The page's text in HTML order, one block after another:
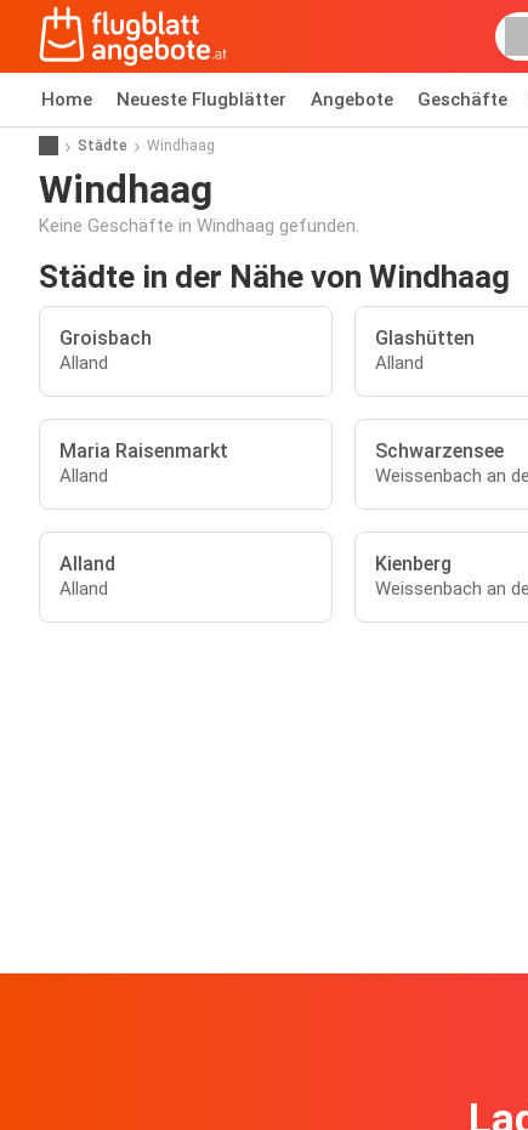
Home Neueste Flugblätter Angebote Geschäfte
Städte Windhaag
Windhaag
Keine Geschäfte in Windhaag gefunden.
Städte in der Nähe von Windhaag
Groisbach
Alland
Glashütten
Alland
Maria Raisenmarkt
Alland
Schwarzensee
Weissenbach an
Alland
Alland
Kienberg
Weissenbach an